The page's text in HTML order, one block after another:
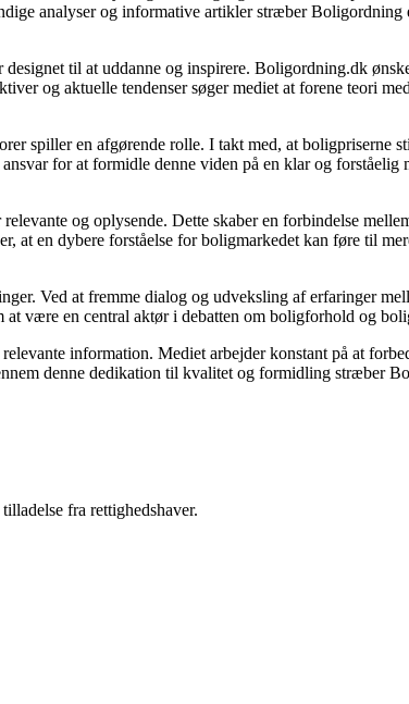
analyser og informative artikler stræber Boligordning
til at uddanne og inspirere. Boligordning.dk
og aktuelle tendenser søger mediet at forene teori
spiller en afgørende rolle. I takt med, at boligpriserne
for at formidle denne viden på en klar og forståelig
og oplysende. Dette skaber en forbindelse
at en dybere forståelse for boligmarkedet kan føre til
Ved at fremme dialog og udveksling af erfaringer
at være en central aktør i debatten om boligforhold og
information. Mediet arbejder konstant på at
denne dedikation til kvalitet og formidling stræber
fra rettighedshaver.